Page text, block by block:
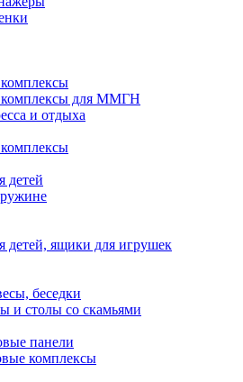
для ММГН
и отдыха
детей
детей, ящики для игрушек
беседки
и столы со скамьями
панели
комплексы